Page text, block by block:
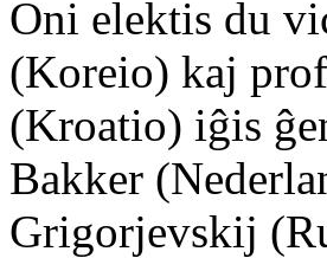
Oni elektis du
(Koreio) kaj
(Kroatio) iĝis
Bakker
Grigorjevskij